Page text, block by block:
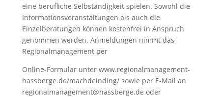
eine berufliche Selbständigkeit spielen. Sowohl die
Informationsveranstaltungen als auch die
Einzelberatungen können kostenfrei in Anspruch
genommen werden. Anmeldungen nimmt das
Regionalmanagement per
Online-Formular unter www.regionalmanagement-
hassberge.de/machdeinding/ sowie per E-Mail an
regionalmanagement@hassberge.de oder